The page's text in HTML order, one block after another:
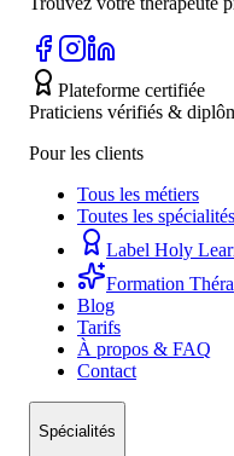
Plateforme certifiée
Praticiens vérifiés &
Pour les clients
Tous les métiers
Toutes les spécialités
Label Holy
Formation
Blog
Tarifs
À propos & FAQ
Contact
Spécialités